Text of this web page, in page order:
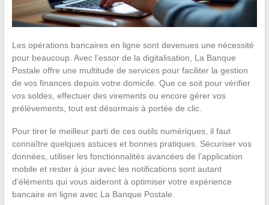
Les opérations bancaires en ligne sont devenues une nécessité
pour beaucoup. Avec l’essor de la digitalisation, La Banque
Postale offre une multitude de services pour faciliter la gestion
de vos finances depuis votre domicile. Que ce soit pour vérifier
vos soldes, effectuer des virements ou encore gérer vos
prélèvements, tout est désormais à portée de clic.
Pour tirer le meilleur parti de ces outils numériques, il faut
connaître quelques astuces et bonnes pratiques. Sécuriser vos
données, utiliser les fonctionnalités avancées de l’application
mobile et rester à jour avec les notifications sont autant
d’éléments qui vous aideront à optimiser votre expérience
bancaire en ligne avec La Banque Postale.